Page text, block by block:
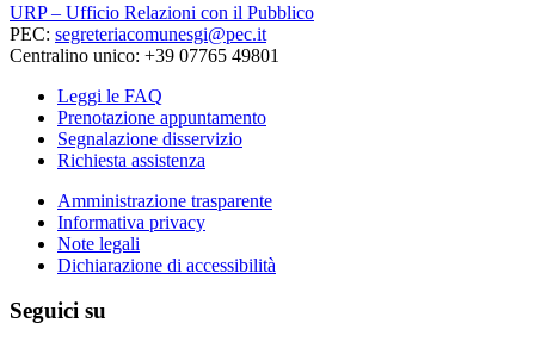
URP – Ufficio Relazioni con il Pubblico
PEC: segreteriacomunesgi@pec.it
Centralino unico: +39 07765 49801
Leggi le FAQ
Prenotazione appuntamento
Segnalazione disservizio
Richiesta assistenza
Amministrazione trasparente
Informativa privacy
Note legali
Dichiarazione di accessibilità
Seguici su